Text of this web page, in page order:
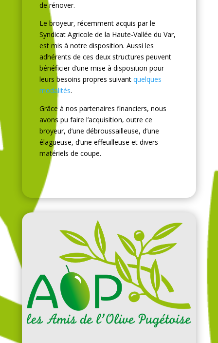
de rénover.
Le broyeur, récemment acquis par le
Syndicat Agricole de la Haute-Vallée du Var,
est mis à notre disposition. Aussi les
adhérents de ces deux structures peuvent
bénéficier d’une mise à disposition pour
leurs besoins propres suivant quelques
modalités.
Grâce à nos partenaires financiers, nous
avons pu faire l’acquisition, outre ce
broyeur, d’une débroussailleuse, d’une
élagueuse, d’une effeuilleuse et divers
matériels de coupe.